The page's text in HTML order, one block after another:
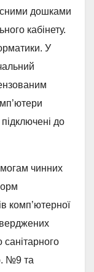
дошками
кабінету.
У
до
чинних
комп’ютерної
№9 та